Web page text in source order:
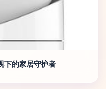
下的家居守护者